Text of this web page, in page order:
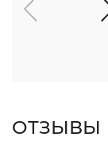
ОТЗЫВЫ